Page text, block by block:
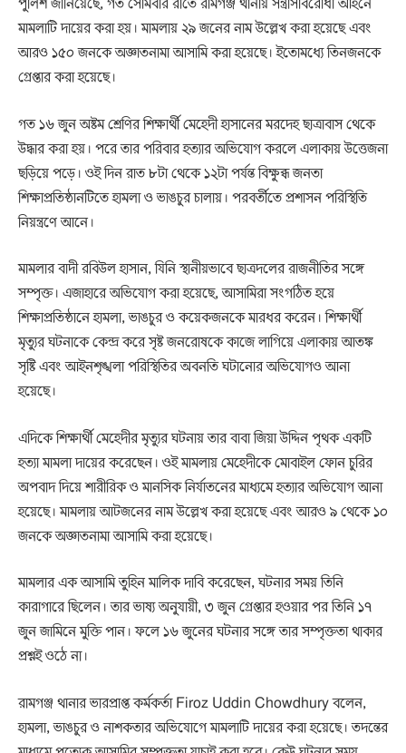
মামলাটি দায়ের করা হয়। মামলায় ২৯ জনের নাম উল্লেখ করা হয়েছে এবং
আরও ১৫০ জনকে অজ্ঞাতনামা আসামি করা হয়েছে। ইতোমধ্যে তিনজনকে
গ্রেপ্তার করা হয়েছে।
গত ১৬ জুন অষ্টম শ্রেণির শিক্ষার্থী মেহেদী হাসানের মরদেহ ছাত্রাবাস থেকে
উদ্ধার করা হয়। পরে তার পরিবার হত্যার অভিযোগ করলে এলাকায় উত্তেজনা
ছড়িয়ে পড়ে। ওই দিন রাত ৮টা থেকে ১২টা পর্যন্ত বিক্ষুব্ধ জনতা
শিক্ষাপ্রতিষ্ঠানটিতে হামলা ও ভাঙচুর চালায়। পরবর্তীতে প্রশাসন পরিস্থিতি
নিয়ন্ত্রণে আনে।
মামলার বাদী রবিউল হাসান, যিনি স্থানীয়ভাবে ছাত্রদলের রাজনীতির সঙ্গে
সম্পৃক্ত। এজাহারে অভিযোগ করা হয়েছে, আসামিরা সংগঠিত হয়ে
শিক্ষাপ্রতিষ্ঠানে হামলা, ভাঙচুর ও কয়েকজনকে মারধর করেন। শিক্ষার্থী
মৃত্যুর ঘটনাকে কেন্দ্র করে সৃষ্ট জনরোষকে কাজে লাগিয়ে এলাকায় আতঙ্ক
সৃষ্টি এবং আইনশৃঙ্খলা পরিস্থিতির অবনতি ঘটানোর অভিযোগও আনা
হয়েছে।
এদিকে শিক্ষার্থী মেহেদীর মৃত্যুর ঘটনায় তার বাবা জিয়া উদ্দিন পৃথক একটি
হত্যা মামলা দায়ের করেছেন। ওই মামলায় মেহেদীকে মোবাইল ফোন চুরির
অপবাদ দিয়ে শারীরিক ও মানসিক নির্যাতনের মাধ্যমে হত্যার অভিযোগ আনা
হয়েছে। মামলায় আটজনের নাম উল্লেখ করা হয়েছে এবং আরও ৯ থেকে ১০
জনকে অজ্ঞাতনামা আসামি করা হয়েছে।
মামলার এক আসামি তুহিন মালিক দাবি করেছেন, ঘটনার সময় তিনি
কারাগারে ছিলেন। তার ভাষ্য অনুযায়ী, ৩ জুন গ্রেপ্তার হওয়ার পর তিনি ১৭
জুন জামিনে মুক্তি পান। ফলে ১৬ জুনের ঘটনার সঙ্গে তার সম্পৃক্ততা থাকার
প্রশ্নই ওঠে না।
রামগঞ্জ থানার ভারপ্রাপ্ত কর্মকর্তাFiroz Uddin Chowdhuryবলেন,
হামলা, ভাঙচুর ও নাশকতার অভিযোগে মামলাটি দায়ের করা হয়েছে। তদন্তের